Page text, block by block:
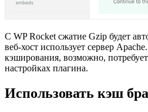
С WP Rocket сжатие Gzip будет
веб-хост использует сервер
кэширования, возможно,
настройках плагина.
Использовать кэш